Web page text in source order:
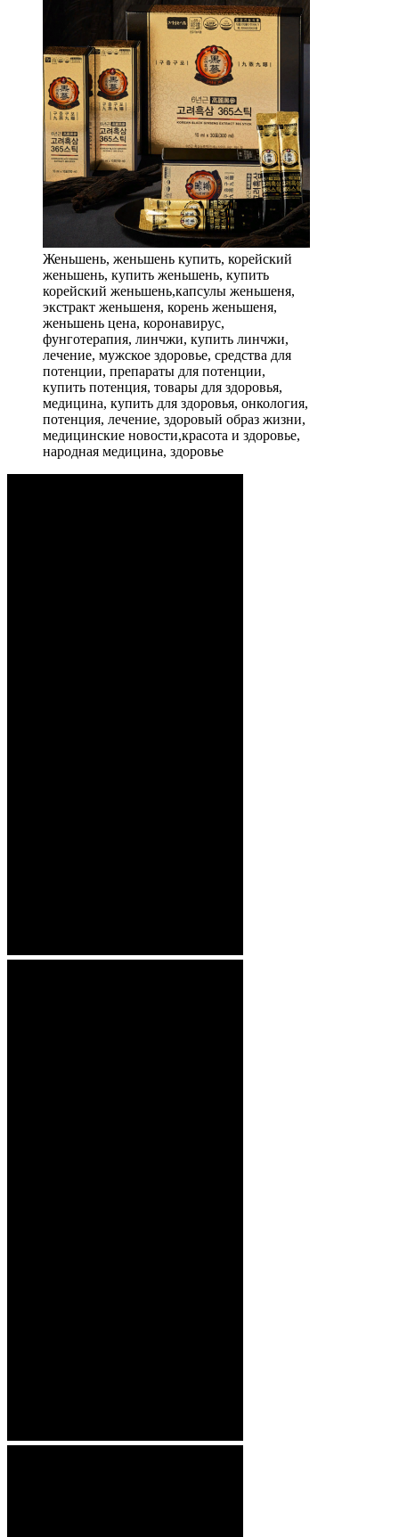
Женьшень, женьшень купить, корейский
женьшень, купить женьшень, купить
корейский женьшень,капсулы женьшеня,
экстракт женьшеня, корень женьшеня,
женьшень цена, коронавирус,
фунготерапия, линчжи, купить линчжи,
лечение, мужское здоровье, средства для
потенции, препараты для потенции,
купить потенция, товары для здоровья,
медицина, купить для здоровья, онкология,
потенция, лечение, здоровый образ жизни,
медицинские новости,красота и здоровье,
народная медицина, здоровье